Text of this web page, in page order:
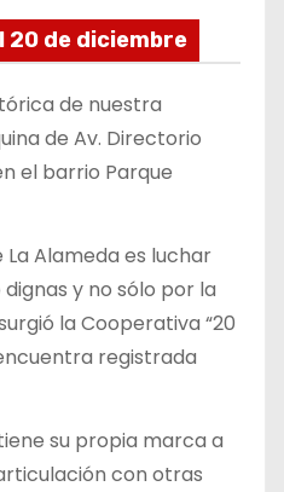
20 de diciembre
de nuestra
de Av. Directorio
el barrio Parque
La Alameda es luchar
y no sólo por la
la Cooperativa “20
registrada
su propia marca a
con otras